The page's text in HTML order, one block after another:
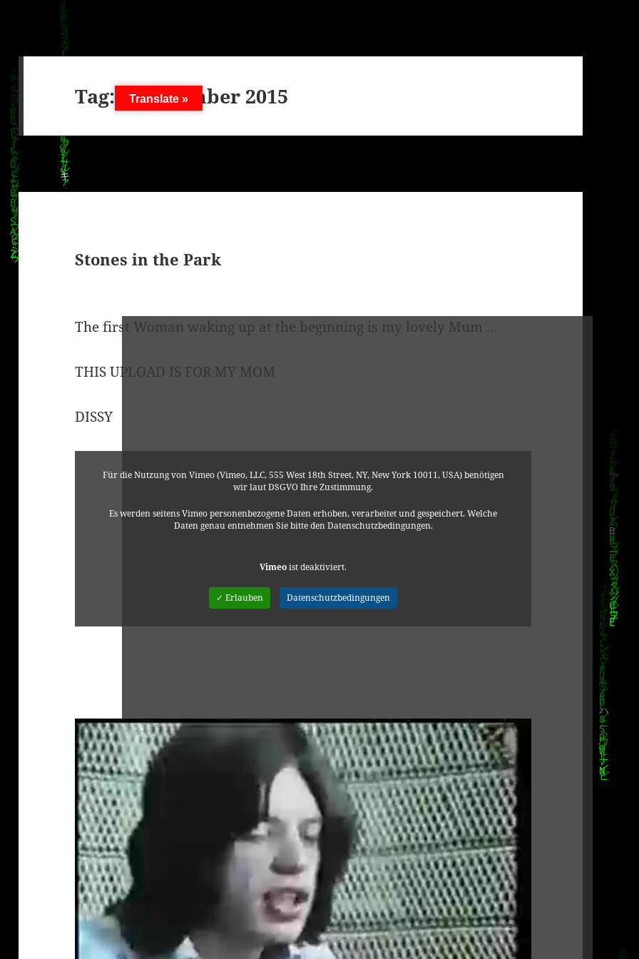
Tag: 4. Dezember 2015
Stones in the Park
The first Woman waking up at the beginning is my lovely Mum …
THIS UPLOAD IS FOR MY MOM
DISSY
Für die Nutzung von Vimeo (Vimeo, LLC, 555 West 18th Street, NY, New York 10011, USA) benötigen
wir laut DSGVO Ihre Zustimmung.
Es werden seitens Vimeo personenbezogene Daten erhoben, verarbeitet und gespeichert. Welche
Daten genau entnehmen Sie bitte den Datenschutzbedingungen.
Vimeoist deaktiviert.
✓ Erlauben Datenschutzbedingungen
Stones in THE PARK – original german Television VHS-Recordingfrom
Lino Casuon
https://de.wikipedia.org/wiki/The_Stones_in_the_Park
https://en.wikipedia.org/wiki/The_Stones_in_the_Park
The Stones in the Park ist die Filmdokumentation eines kostenlosen
Freiluftkonzerts der Rolling Stones am 5. Juli 1969 im Londoner Hyde
Park. Neben den Rolling Stones traten eine Reihe weiterer Bands auf,
Translate »